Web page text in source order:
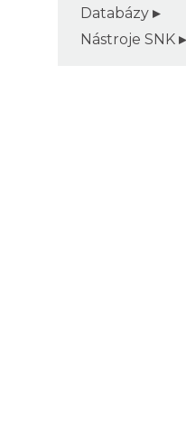
Databázy
Nástroje SNK